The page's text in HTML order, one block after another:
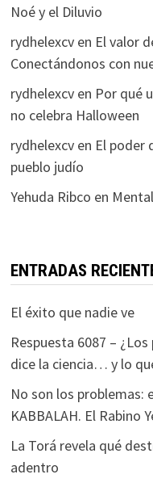
Noé y el Diluvio
rydhelexcven El valor
Conectándonos con
rydhelexcven Por qué
no celebra Halloween
rydhelexcven El poder
pueblo judío
Yehuda Ribco en
ENTRADAS
El éxito que nadie ve
Respuesta 6087 –
dice la ciencia… y lo
No son los problemas:
KABBALAH. El Rabino
La Torá revela qué
adentro